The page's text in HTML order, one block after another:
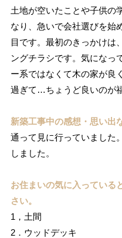
土地が空いたことや子供の
なり、急いで会社選びを始
目です。最初のきっかけは
ングチラシです。気になっ
ー系ではなくて木の家が良
過ぎて…ちょうど良いのが
新築工事中の感想・思い出
通って見に行っていました
しました。
お住まいの気に入っている
さい。
1，土間
2．ウッドデッキ